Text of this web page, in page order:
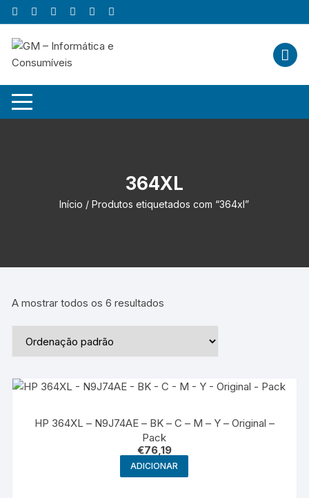
Skip
to
content
364XL
Início / Produtos etiquetados com “364xl”
A mostrar todos os 6 resultados
HP 364XL – N9J74AE – BK – C – M – Y – Original –
Pack
€76,19
ADICIONAR